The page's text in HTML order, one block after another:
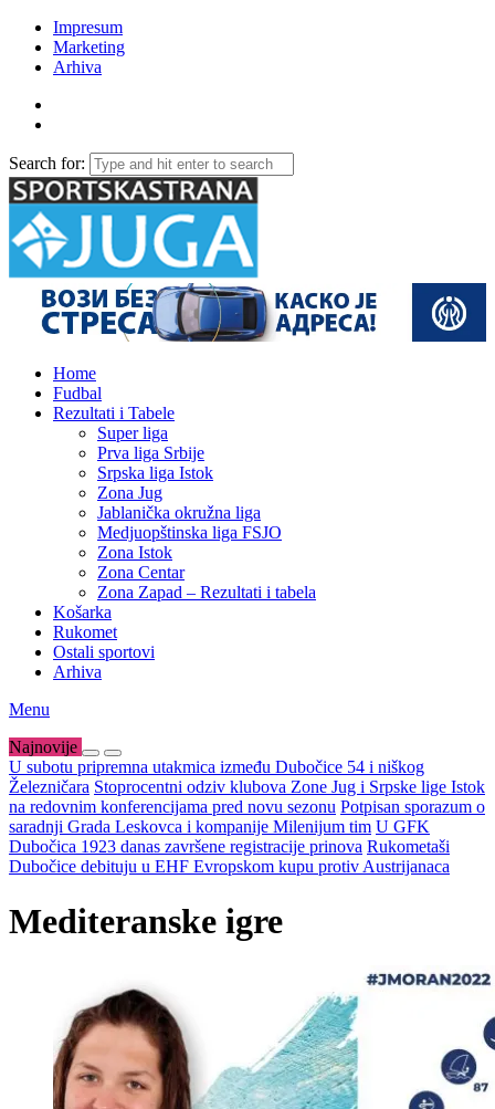
Impresum
Marketing
Arhiva
Search for:
Home
Fudbal
Rezultati i Tabele
Super liga
Prva liga Srbije
Srpska liga Istok
Zona Jug
Jablanička okružna liga
Medjuopštinska liga FSJO
Zona Istok
Zona Centar
Zona Zapad – Rezultati i tabela
Košarka
Rukomet
Ostali sportovi
Arhiva
Menu
Najnovije
U subotu pripremna utakmica između Dubočice 54 i niškog
Železničara Stoprocentni odziv klubova Zone Jug i Srpske lige Istok
na redovnim konferencijama pred novu sezonu Potpisan sporazum o
saradnji Grada Leskovca i kompanije Milenijum tim U GFK
Dubočica 1923 danas završene registracije prinova Rukometaši
Dubočice debituju u EHF Evropskom kupu protiv Austrijanaca
Mediteranske igre